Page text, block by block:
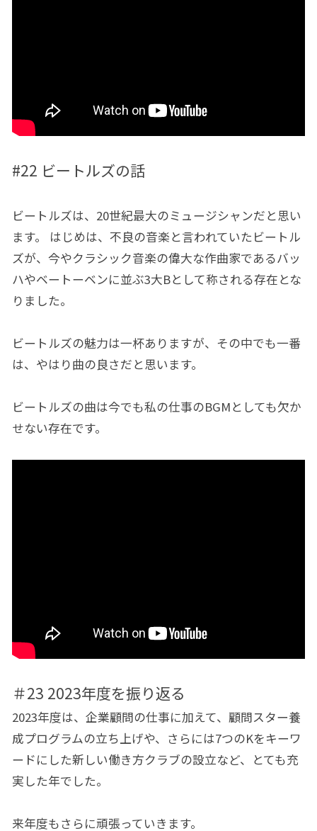
#22 ビートルズの話
ビートルズは、20世紀最大のミュージシャンだと思い
ます。 はじめは、不良の音楽と言われていたビートル
ズが、今やクラシック音楽の偉大な作曲家であるバッ
ハやベートーベンに並ぶ3大Bとして称される存在とな
りました。
ビートルズの魅力は一杯ありますが、その中でも一番
は、やはり曲の良さだと思います。
ビートルズの曲は今でも私の仕事のBGMとしても欠か
せない存在です。
＃23 2023年度を振り返る
2023年度は、企業顧問の仕事に加えて、顧問スター養
成プログラムの立ち上げや、さらには7つのKをキーワ
ードにした新しい働き方クラブの設立など、とても充
実した年でした。
来年度もさらに頑張っていきます。